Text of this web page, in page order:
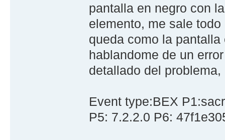
pantalla en negro con
elemento, me sale
queda como la
hablandome de un
detallado del
Event type:BEX
P5: 7.2.2.0 P6: